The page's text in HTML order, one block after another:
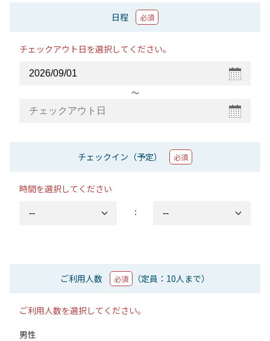
日程 必須
チェックアウト日を選択してください。
〜
チェックイン（予定） 必須
時間を選択してください
：
ご利用人数 必須 （定員：10人まで）
ご利用人数を選択してください。
男性